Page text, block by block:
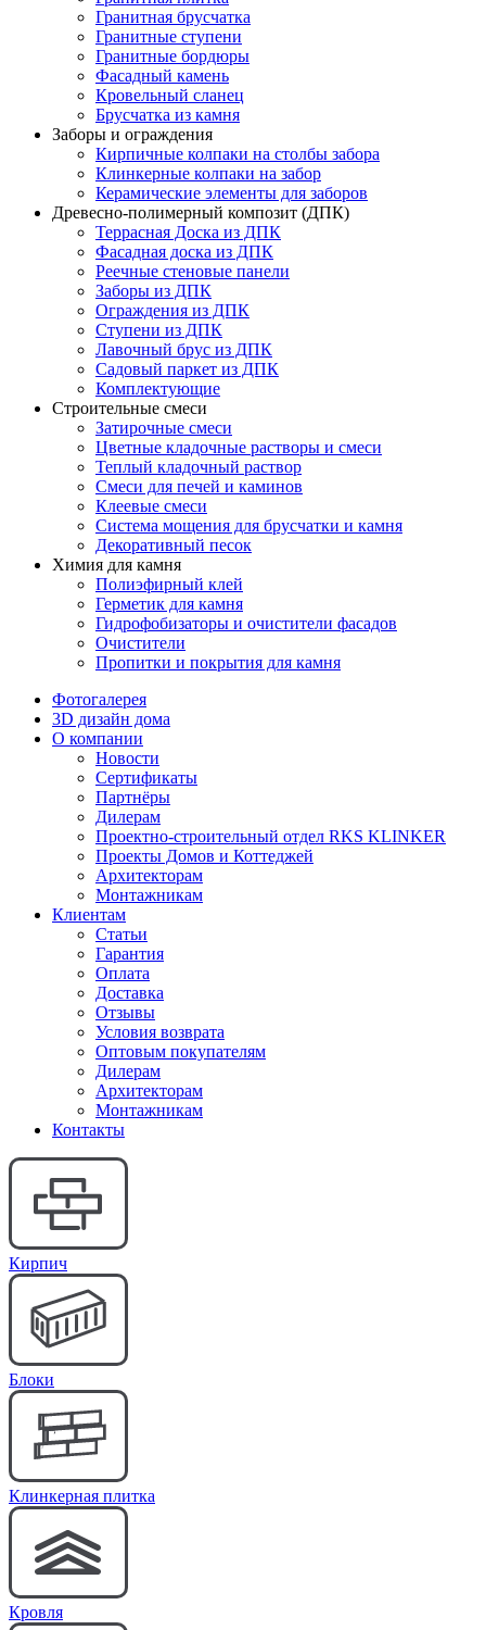
Гранитная брусчатка
Гранитные ступени
Гранитные бордюры
Фасадный камень
Кровельный сланец
Брусчатка из камня
Заборы и ограждения
Кирпичные колпаки на столбы забора
Клинкерные колпаки на забор
Керамические элементы для заборов
Древесно-полимерный композит (ДПК)
Террасная Доска из ДПК
Фасадная доска из ДПК
Реечные стеновые панели
Заборы из ДПК
Ограждения из ДПК
Ступени из ДПК
Лавочный брус из ДПК
Садовый паркет из ДПК
Комплектующие
Строительные смеси
Затирочные смеси
Цветные кладочные растворы и смеси
Теплый кладочный раствор
Смеси для печей и каминов
Клеевые смеси
Система мощения для брусчатки и камня
Декоративный песок
Химия для камня
Полиэфирный клей
Герметик для камня
Гидрофобизаторы и очистители фасадов
Очистители
Пропитки и покрытия для камня
Фотогалерея
3D дизайн дома
О компании
Новости
Сертификаты
Партнёры
Дилерам
Проектно-строительный отдел RKS KLINKER
Проекты Домов и Коттеджей
Архитекторам
Монтажникам
Клиентам
Статьи
Гарантия
Оплата
Доставка
Отзывы
Условия возврата
Оптовым покупателям
Дилерам
Архитекторам
Монтажникам
Контакты
Кирпич
Блоки
Клинкерная плитка
Кровля